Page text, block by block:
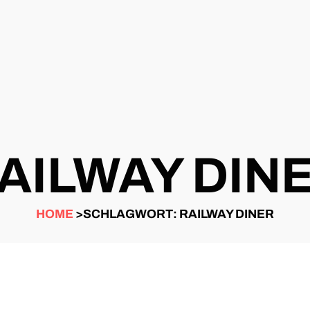
HOME >SCHLAGWORT: RAILWAY DINER